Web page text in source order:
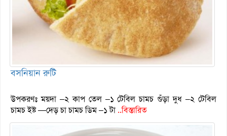
বসনিয়ান রুটি
উপকরণঃ ময়দা –২ কাপ তেল –১ টেবিল চামচ গুঁড়া দুধ –২ টেবিল
চামচ ইষ্ট —দেড় চা চামচ ডিম –১ টা..বিস্তারিত